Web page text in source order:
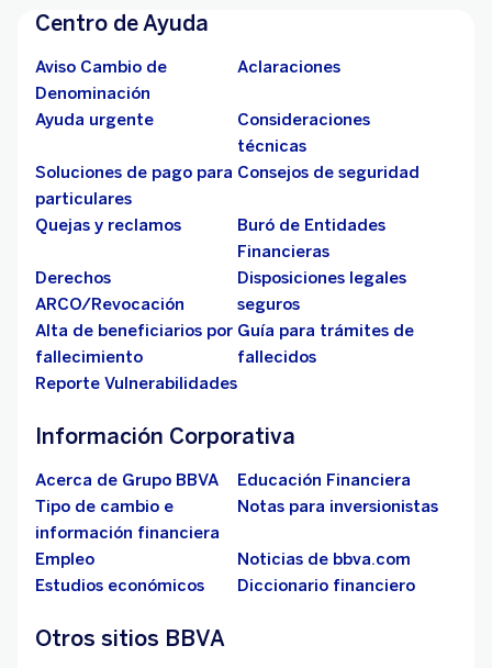
Centro de Ayuda
Aviso Cambio de
Denominación
Aclaraciones
Ayuda urgente
Consideraciones
técnicas
Soluciones de pago para
particulares
Consejos de seguridad
Quejas y reclamos
Buró de Entidades
Financieras
Derechos
ARCO/Revocación
Disposiciones legales
seguros
Alta de beneficiarios por
fallecimiento
Guía para trámites de
fallecidos
Reporte Vulnerabilidades
Información Corporativa
Acerca de Grupo BBVA
Educación Financiera
Tipo de cambio e
información financiera
Notas para inversionistas
Empleo
Noticias de bbva.com
Estudios económicos
Diccionario financiero
Otros sitios BBVA